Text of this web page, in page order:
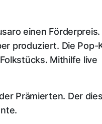
einen Förderpreis.
produziert. Die Pop-
Mithilfe live
Prämierten. Der